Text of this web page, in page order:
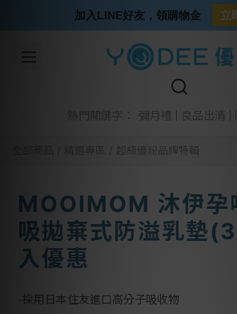
熱門關鍵字： 彌月禮 良品出清
超級優粉品牌特輯
MOOIMOM 沐伊孕
吸拋棄式防溢乳墊
入優惠
-採用日本住友進口高分子吸收物
加入LINE好友，領購物金 立